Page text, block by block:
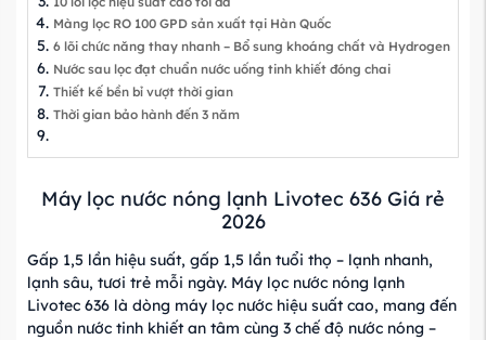
Màng lọc RO 100 GPD sản xuất tại Hàn Quốc
6 lõi chức năng thay nhanh – Bổ sung khoáng chất và Hydrogen
Nước sau lọc đạt chuẩn nước uống tinh khiết đóng chai
Thiết kế bền bỉ vượt thời gian
Thời gian bảo hành đến 3 năm
Máy lọc nước nóng lạnh Livotec 636 Giá rẻ
2026
Gấp 1,5 lần hiệu suất, gấp 1,5 lần tuổi thọ – lạnh nhanh,
lạnh sâu, tươi trẻ mỗi ngày. Máy lọc nước nóng lạnh
Livotec 636 là dòng máy lọc nước hiệu suất cao, mang đến
nguồn nước tinh khiết an tâm cùng 3 chế độ nước nóng –